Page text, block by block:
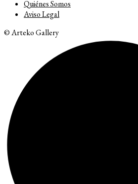
Quiénes Somos
Aviso Legal
© Arteko Gallery